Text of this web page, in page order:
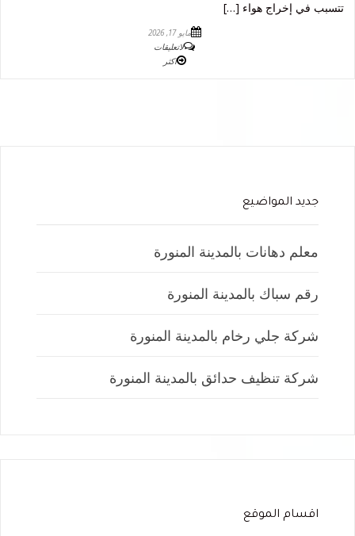
تتسبب في إخراج هواء […]
مايو 17, 2026
لاتعليقات
اكثر
جديد المواضيع
معلم دهانات بالمدينة المنورة
رقم سباك بالمدينة المنورة
شركة جلي رخام بالمدينة المنورة
شركة تنظيف حدائق بالمدينة المنورة
اقسام الموقع